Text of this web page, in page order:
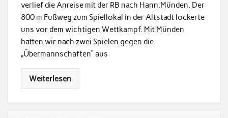
verlief die Anreise mit der RB nach Hann.Münden. Der
800 m Fußweg zum Spiellokal in der Altstadt lockerte
uns vor dem wichtigen Wettkampf. Mit Münden
hatten wir nach zwei Spielen gegen die
„Übermannschaften“ aus
Weiterlesen